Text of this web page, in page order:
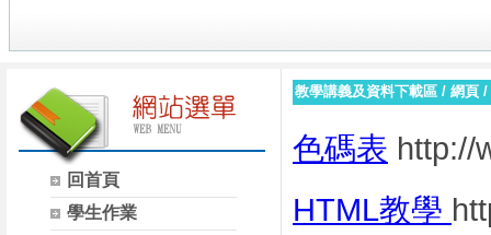
回首頁
學生作業
教學講義及資料下載區 / 網頁 /
色碼表 http://
HTML教學